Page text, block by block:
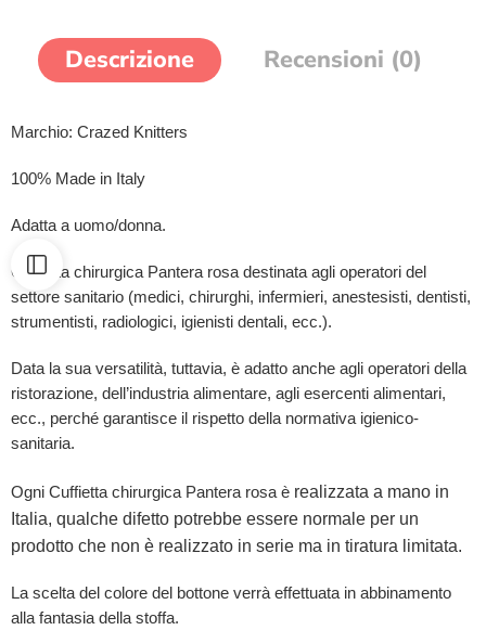
Descrizione Recensioni (0)
Marchio: Crazed Knitters
100% Made in Italy
Adatta a uomo/donna.
Cuffietta chirurgica Pantera rosa destinata agli operatori del
settore sanitario (medici, chirurghi, infermieri, anestesisti, dentisti,
strumentisti, radiologici, igienisti dentali, ecc.).
Data la sua versatilità, tuttavia, è adatto anche agli operatori della
ristorazione, dell’industria alimentare, agli esercenti alimentari,
ecc., perché garantisce il rispetto della normativa igienico-
sanitaria.
Ogni Cuffietta chirurgica Pantera rosa è realizzata a mano in
Italia, qualche difetto potrebbe essere normale per un
prodotto che non è realizzato in serie ma in tiratura limitata.
La scelta del colore del bottone verrà effettuata in abbinamento
alla fantasia della stoffa.